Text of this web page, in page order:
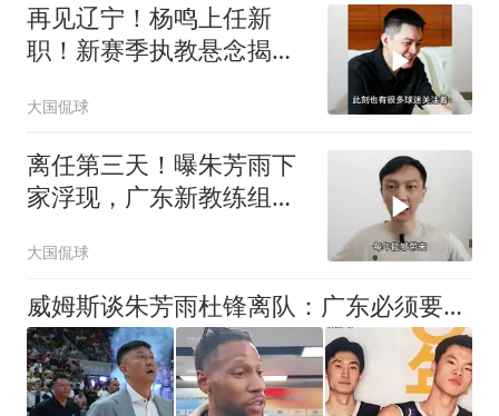
再见辽宁！杨鸣上任新
职！新赛季执教悬念揭
大国侃球
离任第三天！曝朱芳雨下
家浮现，广东新教练组露
大国侃球
威姆斯谈朱芳雨杜锋离队：广东必须要走这一步 相信他们会再次回归